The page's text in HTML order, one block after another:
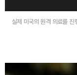
실제 미국의 원격 의료를